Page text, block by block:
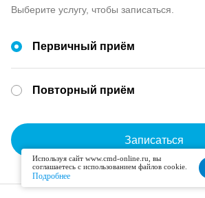
Выберите услугу, чтобы записаться.
Первичный приём
Повторный приём
Записаться
Используя сайт www.cmd-online.ru, вы
соглашаетесь с использованием файлов cookie.
Подробнее